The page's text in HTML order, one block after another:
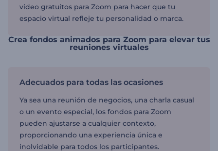
video gratuitos para Zoom para hacer que tu
espacio virtual refleje tu personalidad o marca.
Crea fondos animados para Zoom para elevar tus
reuniones virtuales
Adecuados para todas las ocasiones
Ya sea una reunión de negocios, una charla casual
o un evento especial, los fondos para Zoom
pueden ajustarse a cualquier contexto,
proporcionando una experiencia única e
inolvidable para todos los participantes.